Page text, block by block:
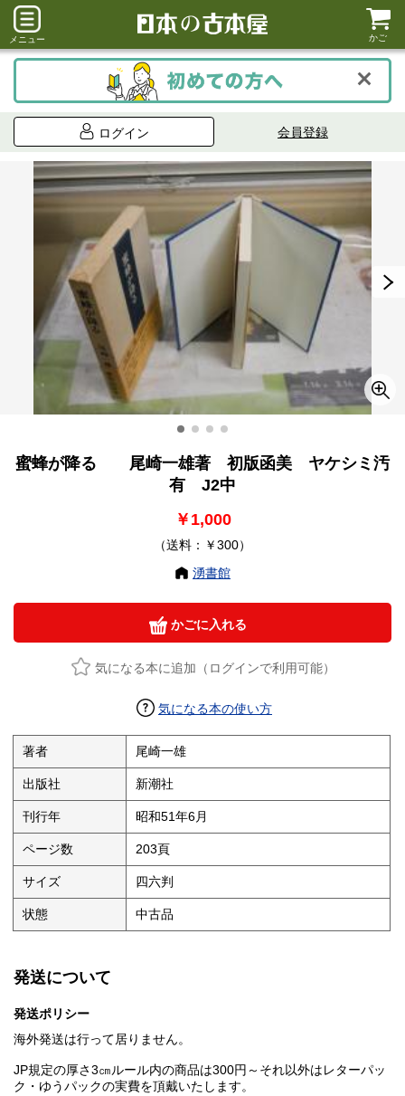
メニュー かご
ログイン 会員登録
蜜蜂が降る 尾崎一雄著 初版函美 ヤケシミ汚
有 J2中
￥1,000
（送料：￥300）
湧書館
かごに入れる
気になる本に追加（ログインで利用可能）
気になる本の使い方
著者 尾崎一雄
出版社 新潮社
刊行年 昭和51年6月
ページ数 203頁
サイズ 四六判
状態 中古品
発送について
発送ポリシー
海外発送は行って居りません。
JP規定の厚さ3㎝ルール内の商品は300円～それ以外はレターパッ
ク・ゆうパックの実費を頂戴いたします。